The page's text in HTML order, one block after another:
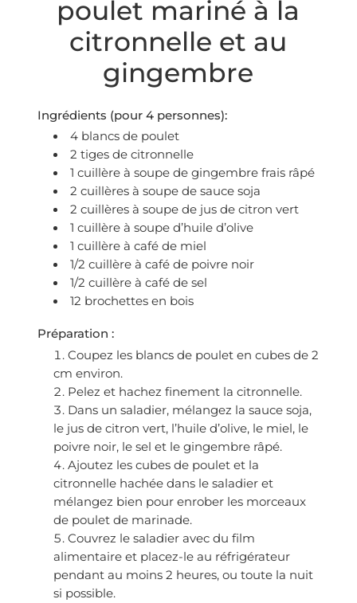
poulet mariné à la
citronnelle et au
gingembre
Ingrédients (pour 4 personnes):
4 blancs de poulet
2 tiges de citronnelle
1 cuillère à soupe de gingembre frais râpé
2 cuillères à soupe de sauce soja
2 cuillères à soupe de jus de citron vert
1 cuillère à soupe d’huile d’olive
1 cuillère à café de miel
1/2 cuillère à café de poivre noir
1/2 cuillère à café de sel
12 brochettes en bois
Préparation :
Coupez les blancs de poulet en cubes de 2
cm environ.
Pelez et hachez finement la citronnelle.
Dans un saladier, mélangez la sauce soja,
le jus de citron vert, l’huile d’olive, le miel, le
poivre noir, le sel et le gingembre râpé.
Ajoutez les cubes de poulet et la
citronnelle hachée dans le saladier et
mélangez bien pour enrober les morceaux
de poulet de marinade.
Couvrez le saladier avec du film
alimentaire et placez-le au réfrigérateur
pendant au moins 2 heures, ou toute la nuit
si possible.